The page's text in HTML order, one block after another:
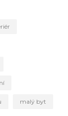
malý byt